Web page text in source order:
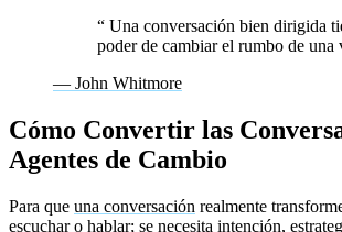
“ Una conversación bien dirigida
poder de cambiar el rumbo de una
— John Whitmore
Cómo Convertir las
Agentes de Cambio
Para que una conversación realmente
escuchar o hablar; se necesita intención,